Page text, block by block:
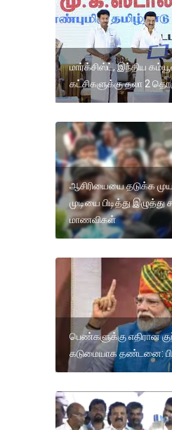
மார்க்சிஸ்ட், இந்திய
கட்சிகளுக்கு தலா 2
ஆசிரியையை தடுக்க
முடியை பிடித்து
மாணவிகள்
பெண்களுக்கு எதிரான
கடுமையாக தண்டனை: